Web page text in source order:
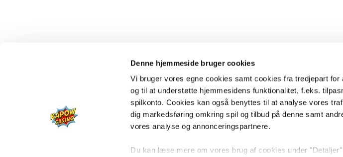
Denne hjemmeside bruger cookies
Vi bruger vores egne cookies samt cookies fra tredjepart
og til at understøtte hjemmesidens funktionalitet, f.eks.
spilkonto. Cookies kan også benyttes til at analyse vores
dig markedsføring omkring spil og tilbud på denne samt
vores analyse og annonceringspartnere.
Du kan læse mere om vores brug af cookies under